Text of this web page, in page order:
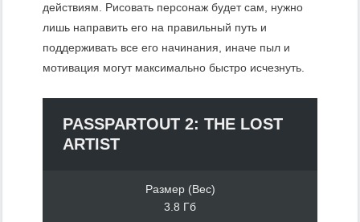
действиям. Рисовать персонаж будет сам, нужно
лишь направить его на правильный путь и
поддерживать все его начинания, иначе пыл и
мотивация могут максимально быстро исчезнуть.
PASSPARTOUT 2: THE LOST
ARTIST
Размер (Вес)
3.8 Гб